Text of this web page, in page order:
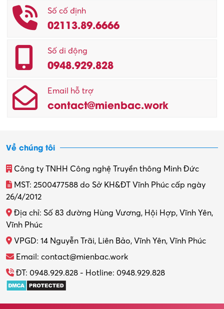
Số cố định
02113.89.6666
Số di động
0948.929.828
Email hỗ trợ
contact@mienbac.work
Về chúng tôi
Công ty TNHH Công nghệ Truyền thông Minh Đức
MST: 2500477588 do Sở KH&ĐT Vĩnh Phúc cấp ngày
26/4/2012
Địa chỉ: Số 83 đường Hùng Vương, Hội Hợp, Vĩnh Yên,
Vĩnh Phúc
VPGD: 14 Nguyễn Trãi, Liên Bảo, Vĩnh Yên, Vĩnh Phúc
Email: contact@mienbac.work
ĐT: 0948.929.828 - Hotline: 0948.929.828